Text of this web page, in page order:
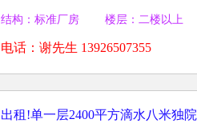
备...
结构：标准厂房 楼层：二楼以上
电话： 谢先生 13926507355
出租!单一层2400平方滴水八米独院